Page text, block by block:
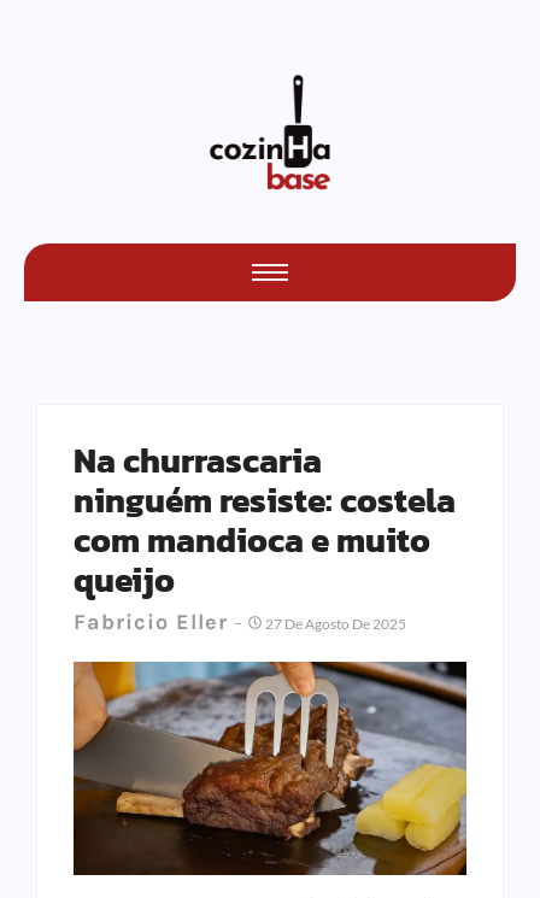
Na churrascaria
ninguém resiste: costela
com mandioca e muito
queijo
Fabricio Eller 27 De Agosto De 2025